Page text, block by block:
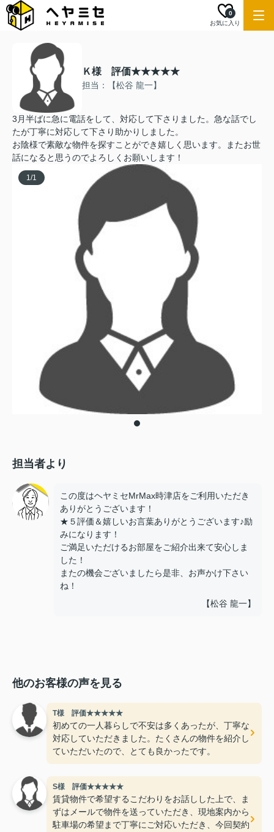
お気に入り
0
Ｋ様 評価★★★★★
担当：【松谷 龍一】
3月半ばに急に電話をして、対応して下さりました。急な話でし
たが丁寧に対応して下さり助かりしました。
お陰様で素敵な物件を探すことができ嬉しく思います。またお世
話になると思うのでよろしくお願いします！
1/1
担当者より
この度はヘヤミセMrMax時津店をご利用いただき
ありがとうございます！
★５評価＆嬉しいお言葉ありがとうございます♪励
みになります！
ご満足いただけるお部屋をご紹介出来て安心しま
した！
またの機会ございましたら是非、お声かけ下さい
ね！
【松谷 龍一】
他のお客様の声を見る
T様 評価★★★★★
初めての一人暮らしで不安は多くあったが、丁寧な
対応していただきました。たくさんの物件を紹介し
ていただいたので、とても良かったです。
S様 評価★★★★★
賃貸物件で希望するこだわりをお話しした上で、ま
ずはメールで物件を送っていただき、現地案内から
駐車場の希望まで丁寧にご対応いただき、今回契約